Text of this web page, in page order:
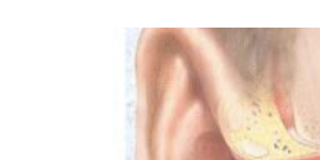
Nguyên đán, đòi hỏi các cơ sở y tế
cấp cứu 24/24. Trung tâm...